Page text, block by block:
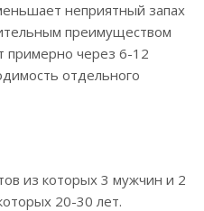
неприятный запах
преимуществом
примерно через 6-12
отдельного
из которых 3 мужчин и 2
20-30 лет.